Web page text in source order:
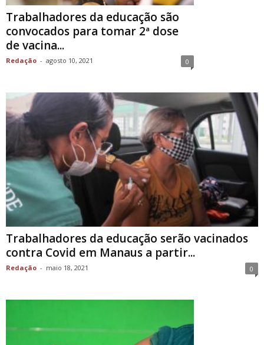
Trabalhadores da educação são
convocados para tomar 2ª dose
de vacina...
Redação - agosto 10, 2021 0
Trabalhadores da educação serão vacinados
contra Covid em Manaus a partir...
Redação - maio 18, 2021 0